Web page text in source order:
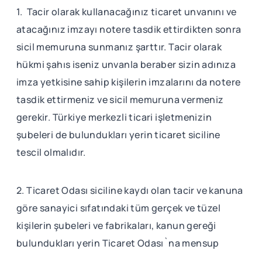
1. Tacir olarak kullanacağınız ticaret unvanını ve
atacağınız imzayı notere tasdik ettirdikten sonra
sicil memuruna sunmanız şarttır. Tacir olarak
hükmi şahıs iseniz unvanla beraber sizin adınıza
imza yetkisine sahip kişilerin imzalarını da notere
tasdik ettirmeniz ve sicil memuruna vermeniz
gerekir. Türkiye merkezli ticari işletmenizin
şubeleri de bulundukları yerin ticaret siciline
tescil olmalıdır.
2. Ticaret Odası siciline kaydı olan tacir ve kanuna
göre sanayici sıfatındaki tüm gerçek ve tüzel
kişilerin şubeleri ve fabrikaları, kanun gereği
bulundukları yerin Ticaret Odası`na mensup